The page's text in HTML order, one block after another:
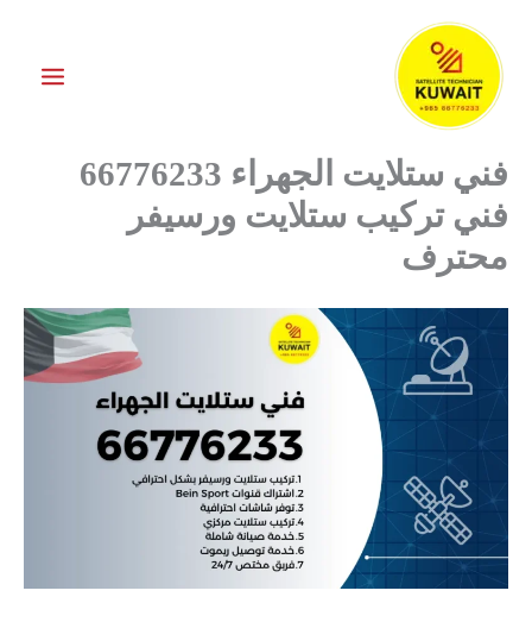
المحتوى
فني ستلايت الجهراء 66776233
فني تركيب ستلايت ورسيفر
محترف